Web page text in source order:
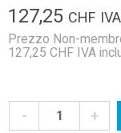
127,25 CHF
Prezzo Non-
127,25 CHF IVA
- +